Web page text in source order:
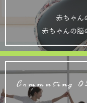
赤ちゃん
赤ちゃんの脳
Commuting